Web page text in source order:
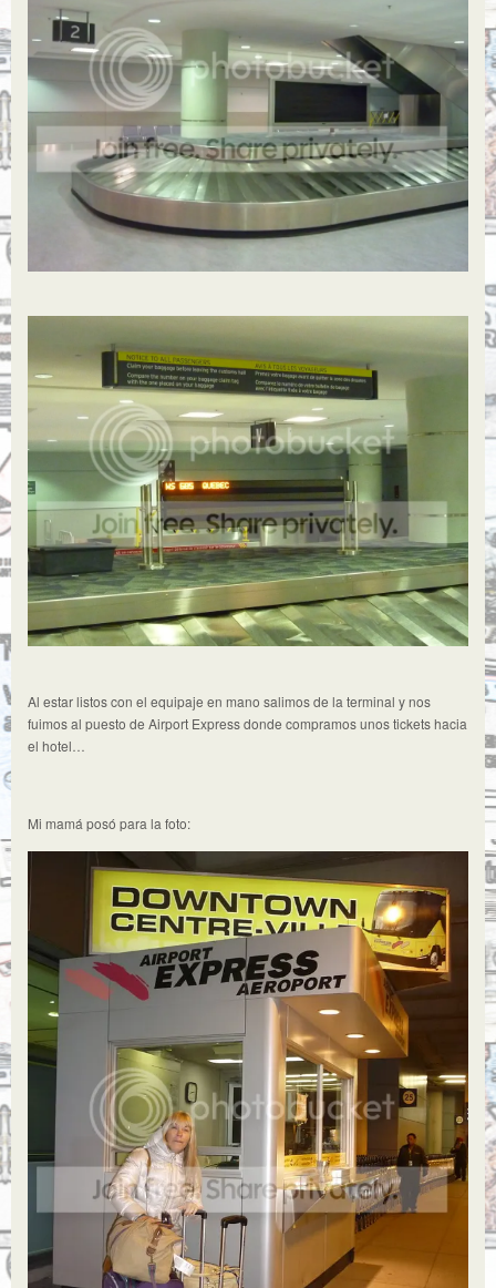
Al estar listos con el equipaje en mano salimos de la terminal y nos
fuimos al puesto de Airport Express donde compramos unos tickets hacia
el hotel…
Mi mamá posó para la foto: